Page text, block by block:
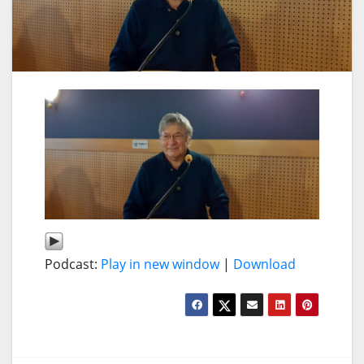
Podcast: Play in new window| Download